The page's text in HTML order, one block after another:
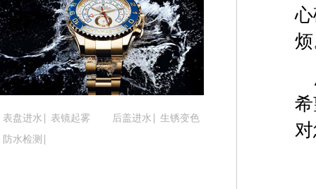
烟台市芝罘区胜利路139号万达金融中心A座907室
长春市朝阳区西安大路727号中银大厦A座(旺进大
贵阳市南明区都司高架桥路33号亨特国际金融中心
昆明市盘龙区北京路928号同德昆明广场写字楼10
石家庄市长安区中山东路39号勒泰中心写字楼B座
西安市碑林区南关正街88号华侨城长安国际中心E
海口市龙华区金贸东路5号海口华润大厦B座17层
表盘进水 表镜起雾 后盖进水
生锈变色
防水检测